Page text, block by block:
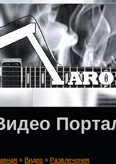
» Видео » Развлечения